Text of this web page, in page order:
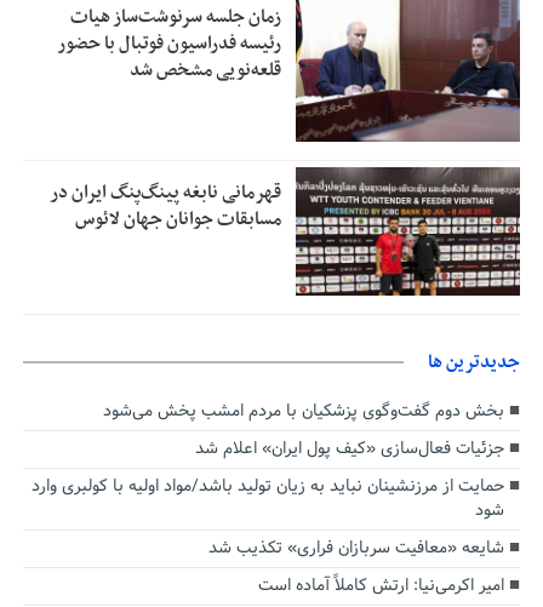
زمان جلسه سرنوشت‌ساز هیات
رئیسه فدراسیون فوتبال با حضور
قلعه‌نویی مشخص شد
قهرمانی نابغه پینگ‌پنگ ایران در
مسابقات جوانان جهان لائوس
جديدترين ها
بخش دوم گفت‌وگوی پزشکیان با مردم امشب پخش می‌شود
جزئیات فعال‌سازی «کیف پول ایران» اعلام شد
حمایت از مرزنشینان نباید به زیان تولید باشد/مواد اولیه با کولبری وارد
شود
شایعه «معافیت سربازان فراری» تکذیب شد
امیر اکرمی‌نیا: ارتش کاملاً آماده است